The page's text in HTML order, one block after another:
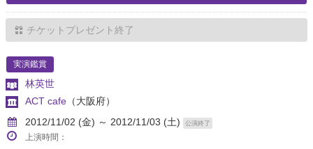
チケットプレゼント終了
実演鑑賞
林英世
ACT cafe （大阪府）
2012/11/02 (金) ～ 2012/11/03 (土)
公演終了
上演時間：